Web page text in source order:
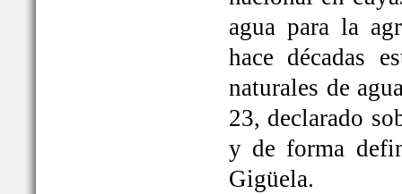
agua para la
hace décadas
naturales de
23, declarado
y de forma
Gigüela.